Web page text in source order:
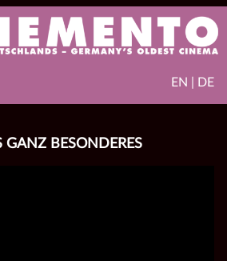
EN | DE
GANZ BESONDERES